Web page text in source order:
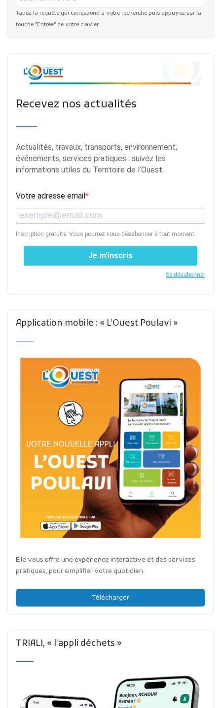
Tapez la requête qui correspond à votre recherche puis appuyez sur la
touche "Entrée" de votre clavier.
Recevez nos actualités
Actualités, travaux, transports, environnement,
événements, services pratiques : suivez les
informations utiles du Territoire de l’Ouest.
Votre adresse email
Inscription gratuite. Vous pourrez vous désabonner à tout moment.
Je m’inscris
Se désabonner
Application mobile : « L’Ouest Poulavi »
Elle vous offre une expérience interactive et des services
pratiques, pour simplifier votre quotidien.
Télécharger
TRIALI, « l’appli déchets »